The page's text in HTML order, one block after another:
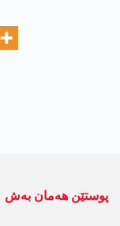
پوستێن ھەمان بەش